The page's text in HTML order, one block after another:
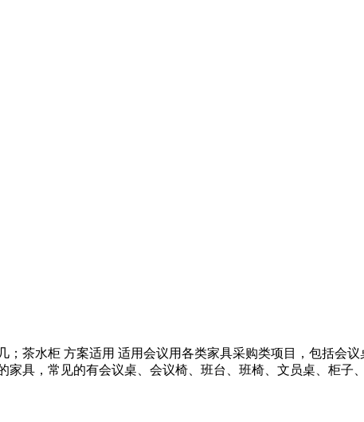
；茶水柜 方案适用 适用会议用各类家具采购类项目，包括会
具，常见的有会议桌、会议椅、班台、班椅、文员桌、柜子